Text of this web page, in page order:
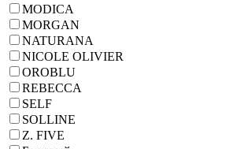
MODICA
MORGAN
NATURANA
NICOLE OLIVIER
OROBLU
REBECCA
SELF
SOLLINE
Z. FIVE